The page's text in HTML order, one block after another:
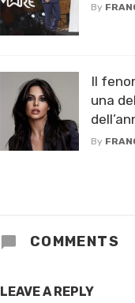
By
Il
una
By
COMMENTS
LEAVE A REPLY